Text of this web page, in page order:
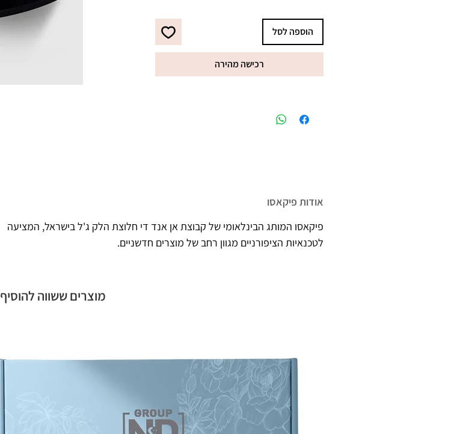
הוספה לסל
רכישה מהירה
אודות פיקאסו
פיקאסו המותג הבינלאומי של קבוצת אן אנד די חלוצת הלק ג'ל בישראל, המציעה
לטכנאיות הציפורניים מגוון רחב של מוצרים חדשניים.
מוצרים ששווה להוסיף